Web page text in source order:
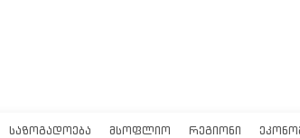
ᲡᲐᲖᲝᲒᲐᲓᲝᲔᲑᲐ ᲛᲡᲝᲤᲚᲘᲝ ᲠᲔᲒᲘᲝᲜᲘ